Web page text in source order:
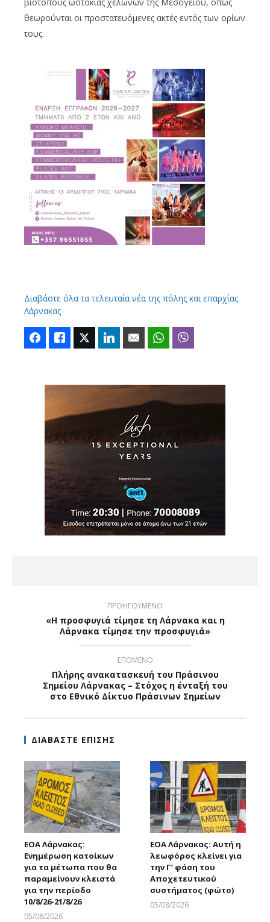
θεωρούνται οι προστατευόμενες ακτές εντός των ορίων
τους.
Διαβάστε όλα τα τελευταία νέα της πόλης και επαρχίας
Λάρνακας
FacebookLike Twitter LinkedIn Email WhatsApp
ΠΡΟΗΓΟΥΜΕΝΟ
«Η προσφυγιά τίμησε τη Λάρνακα και η
Λάρνακα τίμησε την προσφυγιά»
ΕΠΟΜΕΝΟ
Πλήρης ανακατασκευή του Πράσινου
Σημείου Λάρνακας – Στόχος η ένταξή του
στο Εθνικό Δίκτυο Πράσινων Σημείων
ΔΙΑΒΑΣΤΕ ΕΠΙΣΗΣ
ΕΟΑ Λάρνακας:
Ενημέρωση κατοίκων
για τα μέτωπα που θα
παραμείνουν κλειστά
για την περίοδο
10/8/26-21/8/26
05/08/2026
ΕΟΑ Λάρνακας: Αυτή η
λεωφόρος κλείνει για
την Γ’ φάση του
Αποχετευτικού
συστήματος (φώτο)
05/08/2026